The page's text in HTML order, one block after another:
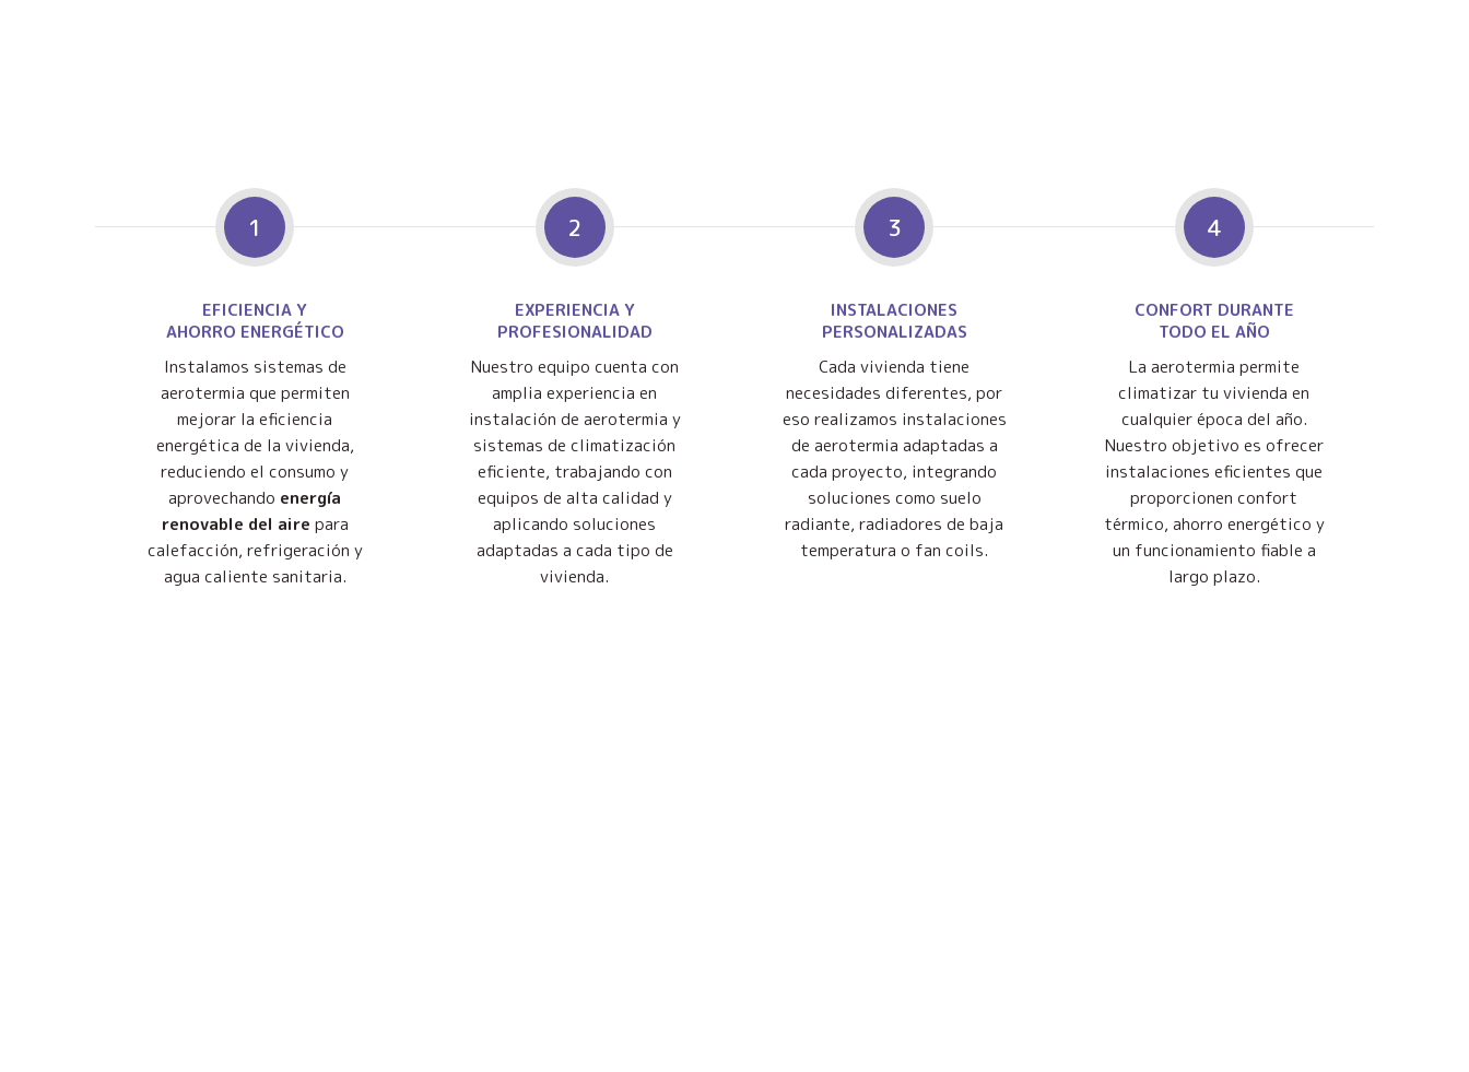
1
EFICIENCIA Y
AHORRO ENERGÉTICO
Instalamos sistemas de
aerotermia que permiten
mejorar la eficiencia
energética de la vivienda,
reduciendo el consumo y
aprovechando energía
renovable del aire para
calefacción, refrigeración y
agua caliente sanitaria.
2
EXPERIENCIA Y
PROFESIONALIDAD
Nuestro equipo cuenta con
amplia experiencia en
instalación de aerotermia y
sistemas de climatización
eficiente, trabajando con
equipos de alta calidad y
aplicando soluciones
adaptadas a cada tipo de
vivienda.
3
INSTALACIONES
PERSONALIZADAS
Cada vivienda tiene
necesidades diferentes, por
eso realizamos instalaciones
de aerotermia adaptadas a
cada proyecto, integrando
soluciones como suelo
radiante, radiadores de baja
temperatura o fan coils.
4
CONFORT DURANTE
TODO EL AÑO
La aerotermia permite
climatizar tu vivienda en
cualquier época del año.
Nuestro objetivo es ofrecer
instalaciones eficientes que
proporcionen confort
térmico, ahorro energético y
un funcionamiento fiable a
largo plazo.